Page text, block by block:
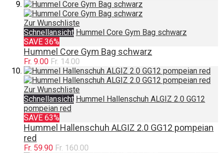
Zur Wunschliste
Schnellansicht Hummel Core Gym Bag schwarz
SAVE 36%
Hummel Core Gym Bag schwarz
Fr. 9.00 Fr. 14.00
Zur Wunschliste
Schnellansicht Hummel Hallenschuh ALGIZ 2.0 GG12
pompeian red
SAVE 63%
Hummel Hallenschuh ALGIZ 2.0 GG12 pompeian
red
Fr. 59.90 Fr. 160.00